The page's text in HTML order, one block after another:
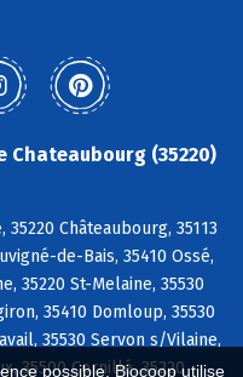
possible, Biocoop utilise
Chateaubourg (35220)
Châteaubourg, 35113
de-Bais, 35410 Ossé,
35220 St-Melaine, 35530
35410 Domloup, 35530
35530 Servon s/Vilaine,
35500 Cornillé, 35220